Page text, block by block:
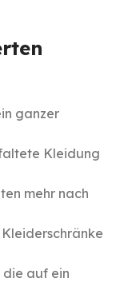
ganzer
Kleidung
mehr nach
auf ein